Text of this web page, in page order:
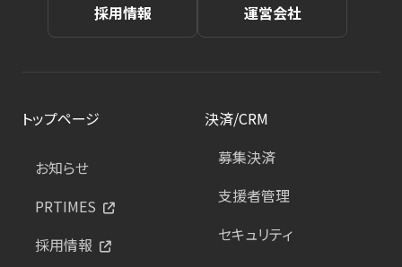
採用情報 運営会社
トップページ
お知らせ
PRTIMES
採用情報
決済/CRM
募集決済
支援者管理
セキュリティ